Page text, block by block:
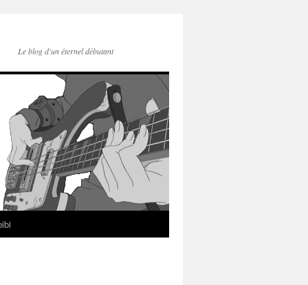
Le blog d'un éternel débutant